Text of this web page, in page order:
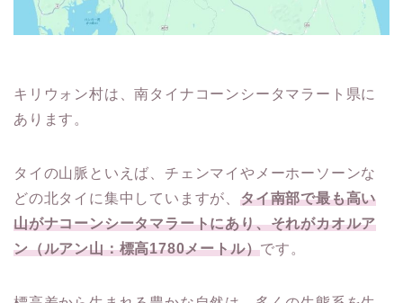
キリウォン村は、南タイナコーンシータマラート県に
あります。
タイの山脈といえば、チェンマイやメーホーソーンな
どの北タイに集中していますが、 タイ南部で最も高い
山がナコーンシータマラートにあり、それがカオルア
ン（ルアン山：標高1780メートル）です。